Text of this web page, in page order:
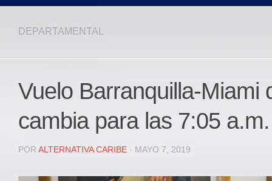
Politica
Deportes
JUDICIAL
DEPARTAMENTAL
DEPARTAMENTAL
Vuelo Barranquilla-Miami
cambia para las 7:05 a.m.
POR ALTERNATIVA CARIBE · MAYO 7, 2019